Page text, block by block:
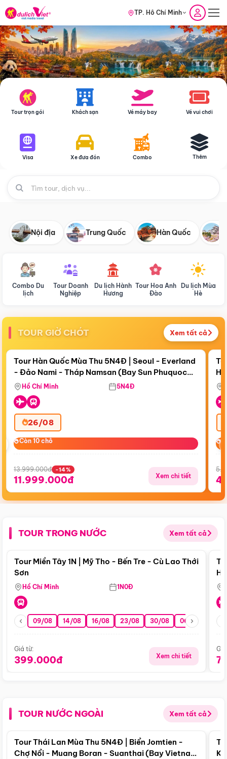
TP. Hồ Chí Minh
Tour trọn gói Khách sạn Vé máy bay Vé vui chơi
Visa Xe đưa đón Combo Thêm
Nội địa Trung Quốc Hàn Quốc
Combo Du
lịch
Tour Doanh
Nghiệp
Du lịch Hành
Hương
Tour Hoa Anh
Đào
Du lịch Mùa
Hè
TOUR GIỜ CHÓT Xem tất cả
Còn18 ngày 14:37:51
Bay Sun Phuquoc Airways
Điểm nổi bật
Tour Hàn Quốc Mùa Thu 5N4Đ | Seoul - Everland
- Đảo Nami - Tháp Namsan (Bay Sun Phuquoc
Airways)
Hồ Chí Minh 5N4Đ
26/08
Còn 10 chỗ
Còn 10 chỗ
13.999.000đ -14%
11.999.000đ Xem chi tiết
TOUR TRONG NƯỚC Xem tất cả
Điểm nổi bật
Tour Miền Tây 1N | Mỹ Tho - Bến Tre - Cù Lao Thới
Sơn
Hồ Chí Minh 1N0Đ
09/08 14/08 16/08 23/08 30/08 06/09 13/09
Giá từ:
399.000đ Xem chi tiết
TOUR NƯỚC NGOÀI Xem tất cả
Điểm nổi bật
Tour Thái Lan Mùa Thu 5N4Đ | Biển Jomtien -
Chợ Nổi - Muang Boran - Suanthai (Bay Vietnam